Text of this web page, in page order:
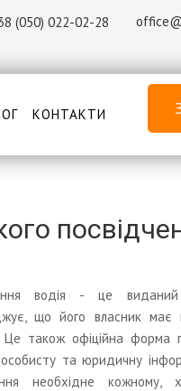
(050) 022-02-28
КОНТАКТИ
водія - це
що його власник має
Це також офіційна форма
та юридичну
необхідне кожному,